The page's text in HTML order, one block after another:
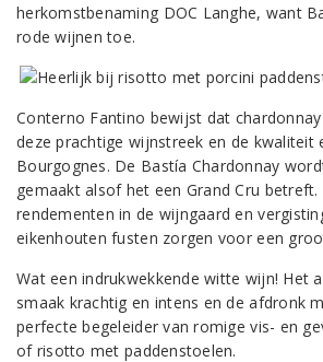
herkomstbenaming DOC Langhe, want
rode wijnen toe.
Conterno Fantino bewijst dat
deze prachtige wijnstreek en de kwaliteit
Bourgognes. De Bastía Chardonnay
gemaakt alsof het een Grand Cru betreft.
rendementen in de wijngaard en
eikenhouten fusten zorgen voor een
Wat een indrukwekkende witte wijn! Het
smaak krachtig en intens en de afdronk
perfecte begeleider van romige vis- en
of risotto met paddenstoelen.